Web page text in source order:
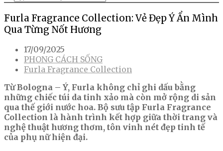
Furla Fragrance Collection: Vẻ Đẹp Ý Ẩn Mình
Qua Từng Nốt Hương
17/09/2025
PHONG CÁCH SỐNG
Furla Fragrance Collection
Từ Bologna – Ý, Furla không chỉ ghi dấu bằng
những chiếc túi da tinh xảo mà còn mở rộng di sản
qua thế giới nước hoa. Bộ sưu tập Furla Fragrance
Collection là hành trình kết hợp giữa thời trang và
nghệ thuật hương thơm, tôn vinh nét đẹp tinh tế
của phụ nữ hiện đại.